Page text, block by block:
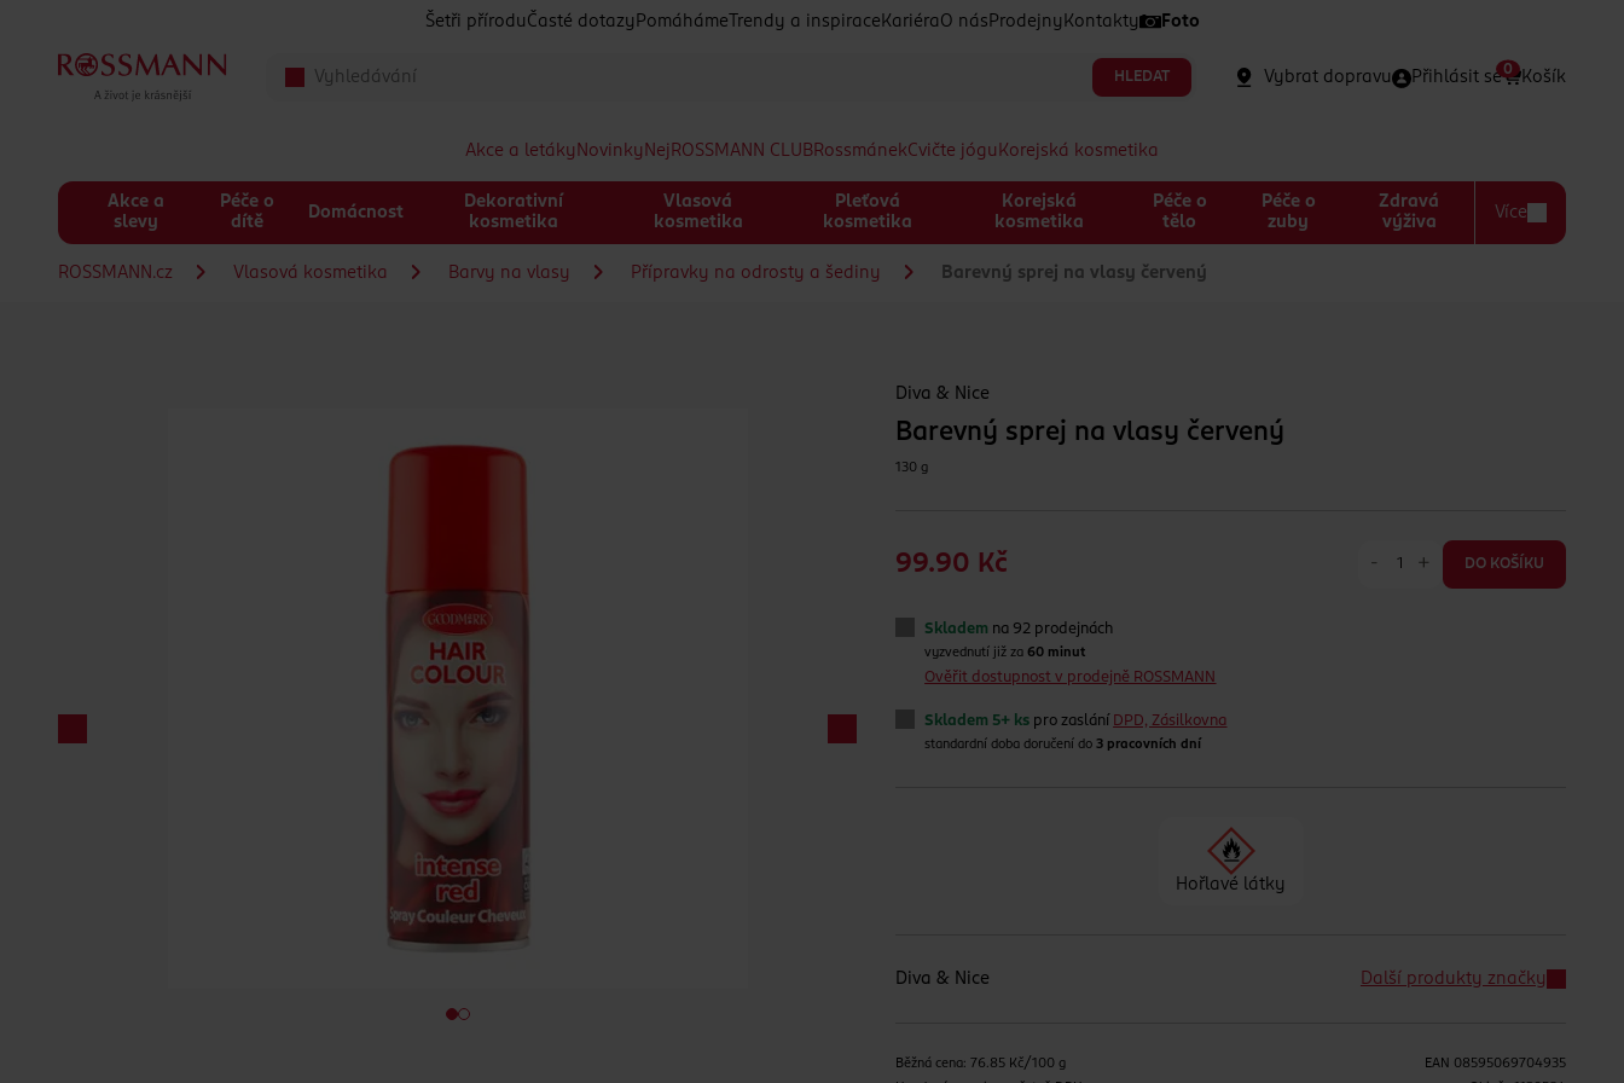
Šetři přírodu Časté dotazy Pomáháme Trendy a inspirace Kariéra O nás Prodejny Kontakty Foto
HLEDAT Vybrat dopravu Přihlásit se Košík
0
Akce a letáky Novinky Nej ROSSMANN CLUBRossmánekCvičte jógu Korejská kosmetika
Akce a
slevy
Péče o
dítě
Domácnost
Dekorativní
kosmetika
Vlasová
kosmetika
Pleťová
kosmetika
Korejská
kosmetika
Péče o
tělo
Péče o
zuby
Zdravá
výživa
Více
ROSSMANN.cz Vlasová kosmetika Barvy na vlasy Přípravky na odrosty a šediny Barevný sprej na vlasy červený
Diva & Nice
Barevný sprej na vlasy červený
130 g
99.90 Kč - + DO KOŠÍKU
Skladem na 92 prodejnách
vyzvednutí již za60 minut
Ověřit dostupnost v prodejně ROSSMANN
Skladem 5+ ks pro zaslání DPD, Zásilkovna
standardní doba doručení do 3 pracovních dní
Hořlavé látky
Diva & Nice Další produkty značky
Běžná cena: 76.85 Kč/100 g
EAN 08595069704935